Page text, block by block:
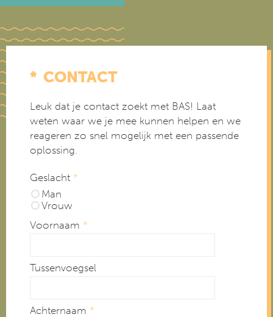
CONTACT
Leuk dat je contact zoekt met BAS! Laat
weten waar we je mee kunnen helpen en we
reageren zo snel mogelijk met een passende
oplossing.
Geslacht *
Man
Vrouw
Voornaam *
Tussenvoegsel
Achternaam *